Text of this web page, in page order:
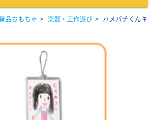
品おもちゃ > 楽器・工作遊び > ハメパチくんキ